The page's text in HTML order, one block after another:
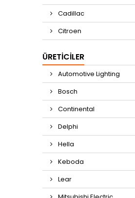
Cadillac
Citroen
ÜRETICILER
Automotive Lighting
Bosch
Continental
Delphi
Hella
Keboda
Lear